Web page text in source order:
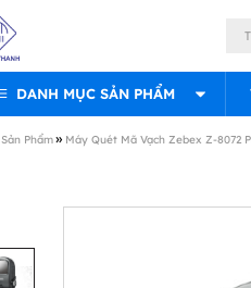
Sản Phẩm » Máy Quét Mã Vạch Zebex Z-8072
DANH MỤC SẢN PHẨM